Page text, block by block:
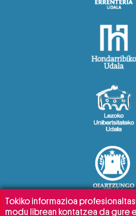
Tokiko informazioa
modu librean kontatzea da gure